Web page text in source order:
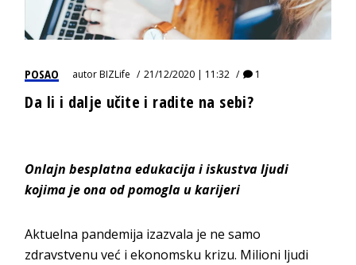
POSAO autorBIZLife 21/12/2020 | 11:32 1
Da li i dalje učite i radite na sebi?
Onlajn besplatna edukacijaiiskustva ljudi
kojima je ona od pomogla u karijeri
Aktuelna pandemija izazvala je ne samo
zdravstvenu već i ekonomsku krizu. Milioni ljudi